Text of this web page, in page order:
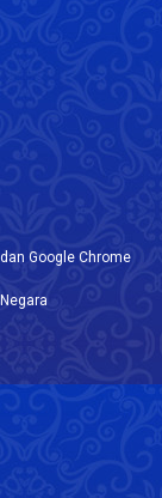
Google Chrome